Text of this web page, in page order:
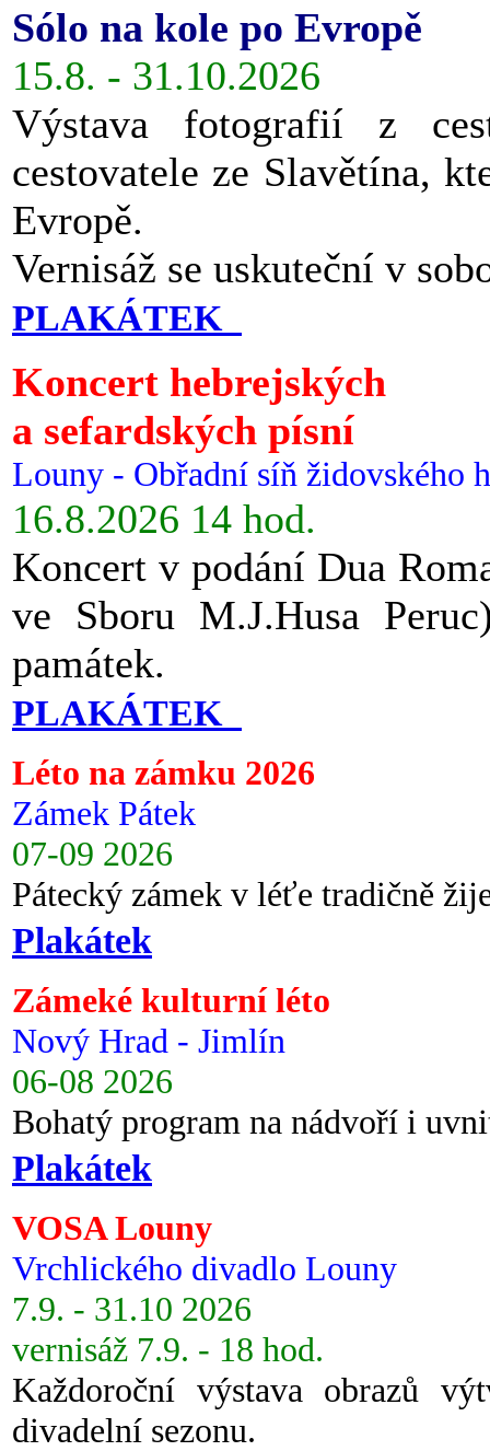
Sólo na kole po Evropě
15.8. - 31.10.2026
Výstava fotografií z
cestovatele ze Slavětína,
Evropě.
Vernisáž se uskuteční v
PLAKÁTEK
Koncert hebrejských
a sefardských písní
Louny - Obřadní síň židovského
16.8.2026 14 hod.
Koncert v podání Dua
ve Sboru M.J.Husa
památek.
PLAKÁTEK
Léto na zámku 2026
Zámek Pátek
07-09 2026
Pátecký zámek v léťe tradičně
Plakátek
Zámeké kulturní léto
Nový Hrad - Jimlín
06-08 2026
Bohatý program na nádvoří i
Plakátek
VOSA Louny
Vrchlického divadlo Louny
7.9. - 31.10 2026
vernisáž 7.9. - 18 hod.
Každoroční výstava obrazů
divadelní sezonu.